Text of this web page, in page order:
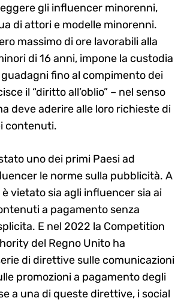
gli influencer minorenni,
di attori e modelle minorenni.
massimo di ore lavorabili alla
di 16 anni, impone la custodia
fino al compimento dei
il “diritto all’oblio” – nel senso
deve aderire alle loro richieste di
contenuti.
uno dei primi Paesi ad
le norme sulla pubblicità. A
vietato sia agli influencer sia ai
a pagamento senza
E nel 2022 la Competition
del Regno Unito ha
di direttive sulle comunicazioni
promozioni a pagamento degli
a una di queste direttive, i social